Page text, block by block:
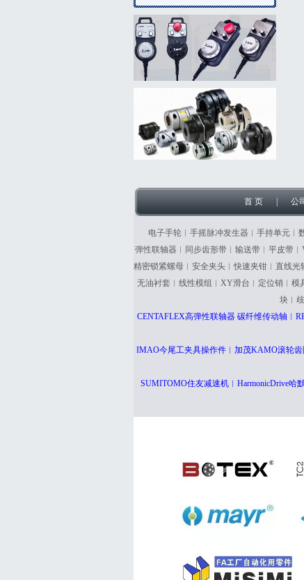
首 页 公
电子手轮︱手摇脉冲发生器︱手持单元︱
弹性联轴器︱同步齿形带︱输送带︱平皮带
精密锁紧螺母︱安全夹头︱快速夹钳︱直线
无油衬套︱线性模组︱XY滑台︱定位销︱
块︱
CENTAFLEX高弹性联轴器 碳纤维传动轴
IMAO今尾工夹具操作件︱加茂KAMO滚轮
SUMITOMO住友减速机︱HarmonicDrive哈